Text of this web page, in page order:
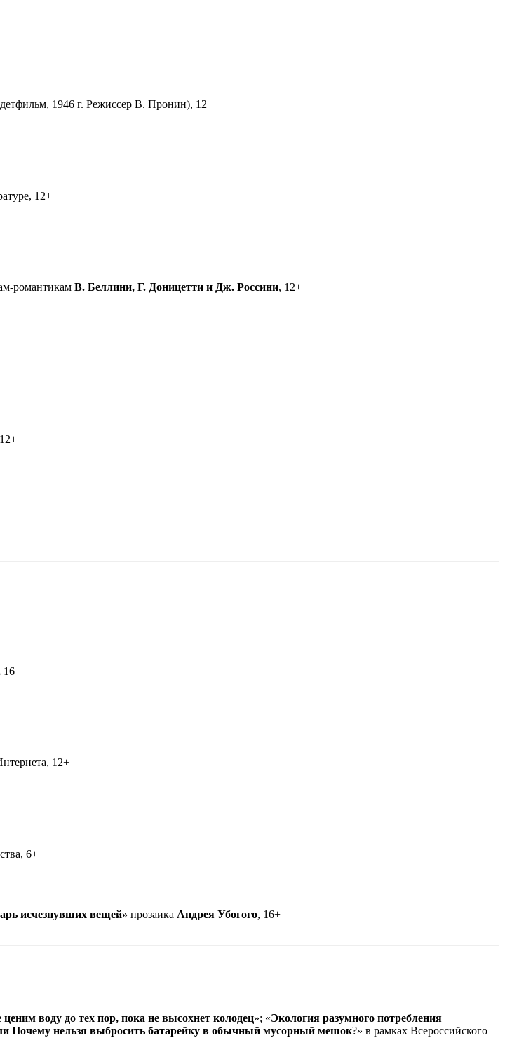
1946 г. Режиссер В. Пронин), 12+
12+
романтикам В. Беллини, Г. Доницетти и Дж. Россини, 12+
16+
12+
6+
исчезнувших вещей» прозаика Андрея Убогого, 16+
воду до тех пор, пока не высохнет колодец»; «Экология разумного потребления
Почему нельзя выбросить батарейку в обычный мусорный мешок?» в рамках Всероссийского